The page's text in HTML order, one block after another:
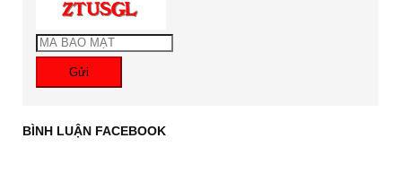
Gửi
BÌNH LUẬN FACEBOOK